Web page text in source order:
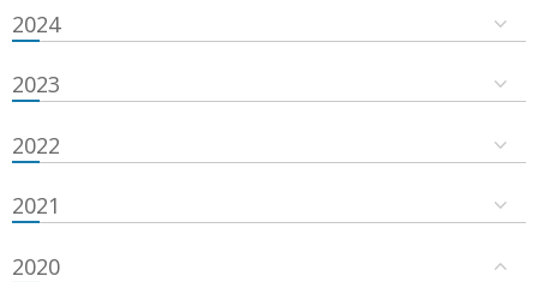
2024
2023
2022
2021
2020